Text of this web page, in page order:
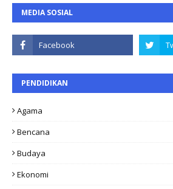
MEDIA SOSIAL
PENDIDIKAN
Agama
Bencana
Budaya
Ekonomi